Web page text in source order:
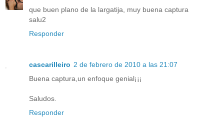
que buen plano de la largatija, muy buena captura
salu2
Responder
cascarilleiro 2 de febrero de 2010 a las 21:07
Buena captura,un enfoque genial¡¡¡
Saludos.
Responder